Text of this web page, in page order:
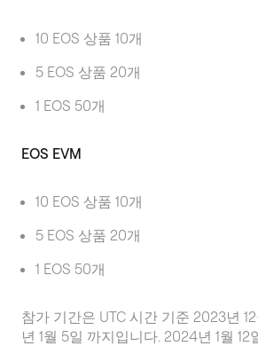
10 EOS 상품 10개
5 EOS 상품 20개
1 EOS 50개
EOS EVM
10 EOS 상품 10개
5 EOS 상품 20개
1 EOS 50개
참가 기간은 UTC 시간 기준 2023년
년 1월 5일 까지입니다. 2024년 1월 12